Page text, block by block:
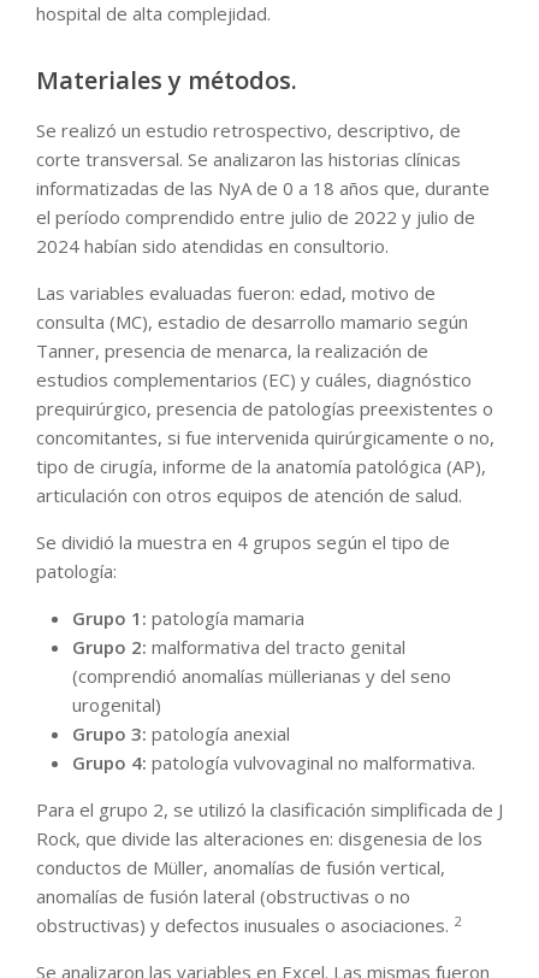
hospital de alta complejidad.
Materiales y métodos.
Se realizó un estudio retrospectivo, descriptivo, de
corte transversal. Se analizaron las historias clínicas
informatizadas de las NyA de 0 a 18 años que, durante
el período comprendido entre julio de 2022 y julio de
2024 habían sido atendidas en consultorio.
Las variables evaluadas fueron: edad, motivo de
consulta (MC), estadio de desarrollo mamario según
Tanner, presencia de menarca, la realización de
estudios complementarios (EC) y cuáles, diagnóstico
prequirúrgico, presencia de patologías preexistentes o
concomitantes, si fue intervenida quirúrgicamente o no,
tipo de cirugía, informe de la anatomía patológica (AP),
articulación con otros equipos de atención de salud.
Se dividió la muestra en 4 grupos según el tipo de
patología:
Grupo 1: patología mamaria
Grupo 2: malformativa del tracto genital
(comprendió anomalías müllerianas y del seno
urogenital)
Grupo 3: patología anexial
Grupo 4: patología vulvovaginal no malformativa.
Para el grupo 2, se utilizó la clasificación simplificada de J
Rock, que divide las alteraciones en: disgenesia de los
conductos de Müller, anomalías de fusión vertical,
anomalías de fusión lateral (obstructivas o no
obstructivas) y defectos inusuales o asociaciones. 2
Se analizaron las variables en Excel. Las mismas fueron